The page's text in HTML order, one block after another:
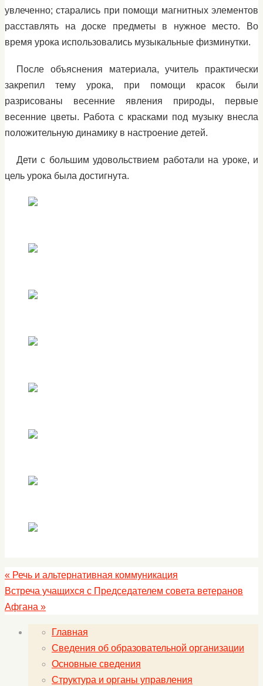
увлеченно; старались при помощи магнитных элементов
расставлять на доске предметы в нужное место. Во
время урока использовались музыкальные физминутки.
После объяснения материала, учитель практически
закрепил тему урока, при помощи красок были
разрисованы весенние явления природы, первые
весенние цветы. Работа с красками под музыку внесла
положительную динамику в настроение детей.
Дети с большим удовольствием работали на уроке, и
цель урока была достигнута.
« Речь и альтернативная коммуникация
Встреча учащихся с Председателем совета ветеранов
Афгана »
Главная
Сведения об образовательной организации
Основные сведения
Структура и органы управления